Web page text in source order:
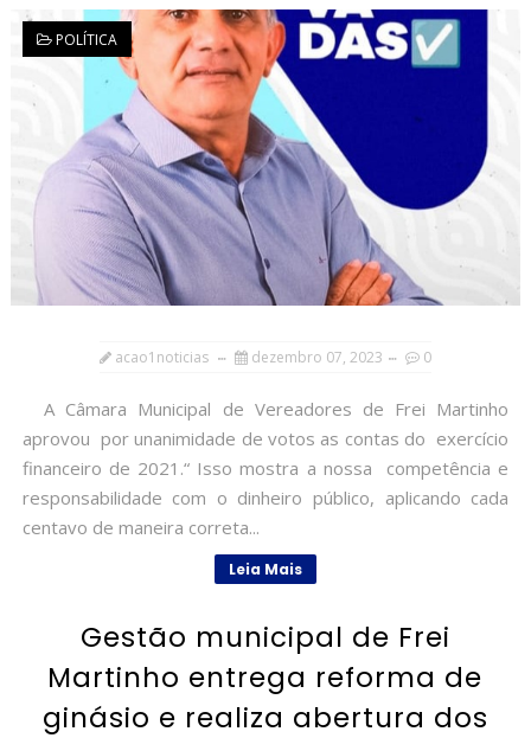
POLÍTICA
acao1noticias dezembro 07, 2023 0
A Câmara Municipal de Vereadores de Frei Martinho
aprovou por unanimidade de votos as contas do exercício
financeiro de 2021.“ Isso mostra a nossa competência e
responsabilidade com o dinheiro público, aplicando cada
centavo de maneira correta...
Leia Mais
Gestão municipal de Frei
Martinho entrega reforma de
ginásio e realiza abertura dos